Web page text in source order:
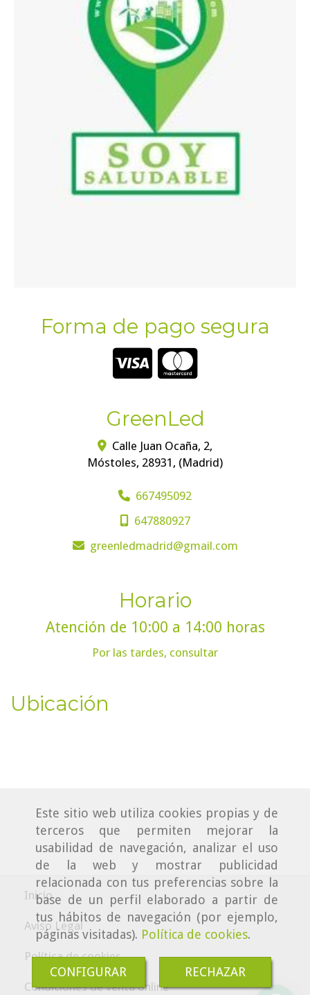
Este sitio web utiliza cookies propias y de
terceros que permiten mejorar la
usabilidad de navegación, analizar el uso
de la web y mostrar publicidad
relacionada con tus preferencias sobre la
base de un perfil elaborado a partir de
tus hábitos de navegación (por ejemplo,
páginas visitadas). Política de cookies.
CONFIGURAR RECHAZAR
Forma de pago segura
GreenLed
Calle Juan Ocaña, 2,
Móstoles, 28931 , (Madrid)
667495092
647880927
greenledmadrid
gmail.com
Horario
Atención de 10:00 a 14:00 horas
Por las tardes, consultar
Ubicación
Inicio
Aviso Legal
Política de cookies
Condiciones de venta online